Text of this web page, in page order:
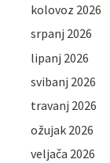
kolovoz 2026
srpanj 2026
lipanj 2026
svibanj 2026
travanj 2026
ožujak 2026
veljača 2026